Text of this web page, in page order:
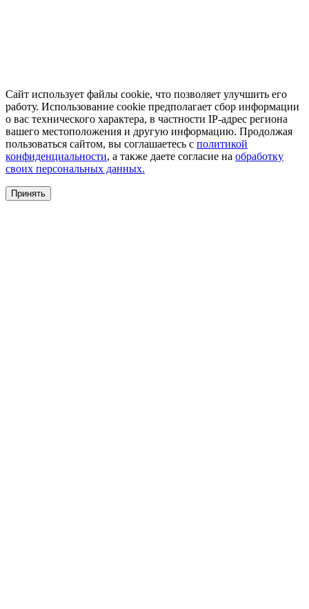
Сайт использует файлы cookie, что позволяет улучшить его
работу. Использование cookie предполагает сбор информации
о вас технического характера, в частности IP-адрес региона
вашего местоположения и другую информацию. Продолжая
пользоваться сайтом, вы соглашаетесь с политикой
конфиденциальности, а также даете согласие на обработку
своих персональных данных.
Принять